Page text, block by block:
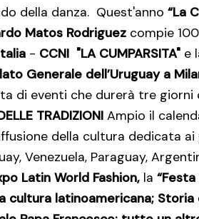
della danza. Quest'anno “La
Matos Rodriguez compie
- CCNI "LA CUMPARSITA" e
Generale dell’Uruguay a
di eventi che durerà tre giorni
TRADIZIONI Ampio il
della cultura dedicata ai
Venezuela, Paraguay,
Latin World Fashion, la
cultura latinoamericana;